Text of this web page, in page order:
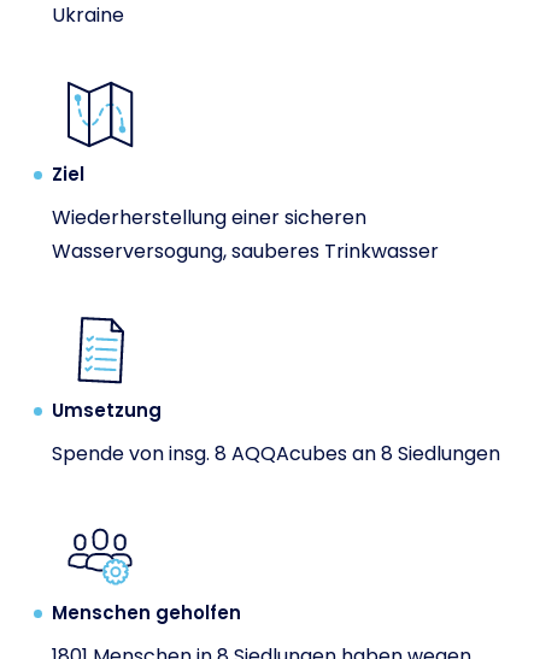
Ukraine
Ziel
Wiederherstellung einer sicheren
Wasserversogung, sauberes Trinkwasser
Umsetzung
Spende von insg. 8 AQQAcubes an 8 Siedlungen
Menschen geholfen